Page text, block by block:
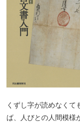
くずし字が読めなく
ば、人びとの人間模様